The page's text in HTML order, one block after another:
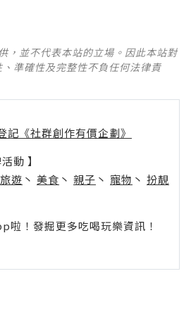
，並不代表本站的立場。因此本站對
準確性及完整性不負任何法律責
記《社群創作有價企劃》
動 】
旅遊 丶 美食 丶 親子 丶 寵物 丶 扮靚
！發掘更多吃喝玩樂資訊！